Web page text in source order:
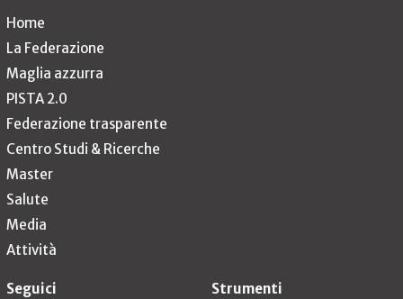
Home
La Federazione
Maglia azzurra
PISTA 2.0
Federazione trasparente
Centro Studi & Ricerche
Master
Salute
Media
Attività
Seguici Strumenti